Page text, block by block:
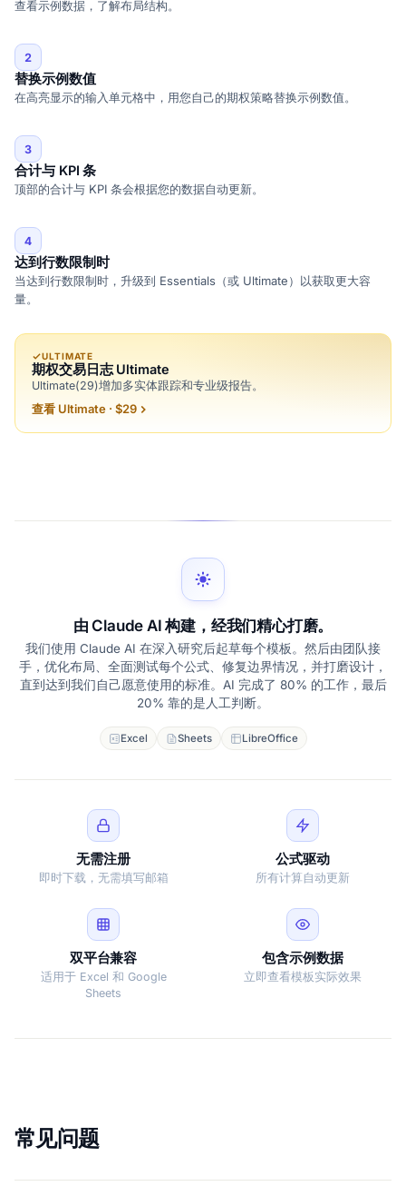
查看示例数据，了解布局结构。
2
替换示例数值
在高亮显示的输入单元格中，用您自己的期权策略替换示例数值。
3
合计与 KPI 条
顶部的合计与 KPI 条会根据您的数据自动更新。
4
达到行数限制时
当达到行数限制时，升级到 Essentials（或 Ultimate）以获取更大容
量。
ULTIMATE
期权交易日志 Ultimate
Ultimate(29)增加多实体跟踪和专业级报告。
查看 Ultimate · $29
由 Claude AI 构建，经我们精心打磨。
我们使用 Claude AI 在深入研究后起草每个模板。然后由团队接
手，优化布局、全面测试每个公式、修复边界情况，并打磨设计，
直到达到我们自己愿意使用的标准。AI 完成了 80% 的工作，最后
20% 靠的是人工判断。
Excel Sheets LibreOffice
无需注册
即时下载，无需填写邮箱
公式驱动
所有计算自动更新
双平台兼容
适用于 Excel 和 Google
Sheets
包含示例数据
立即查看模板实际效果
常见问题